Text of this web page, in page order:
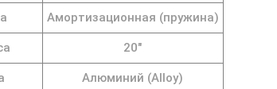
Амортизационная (пружина)
20"
Алюминий (Alloy)